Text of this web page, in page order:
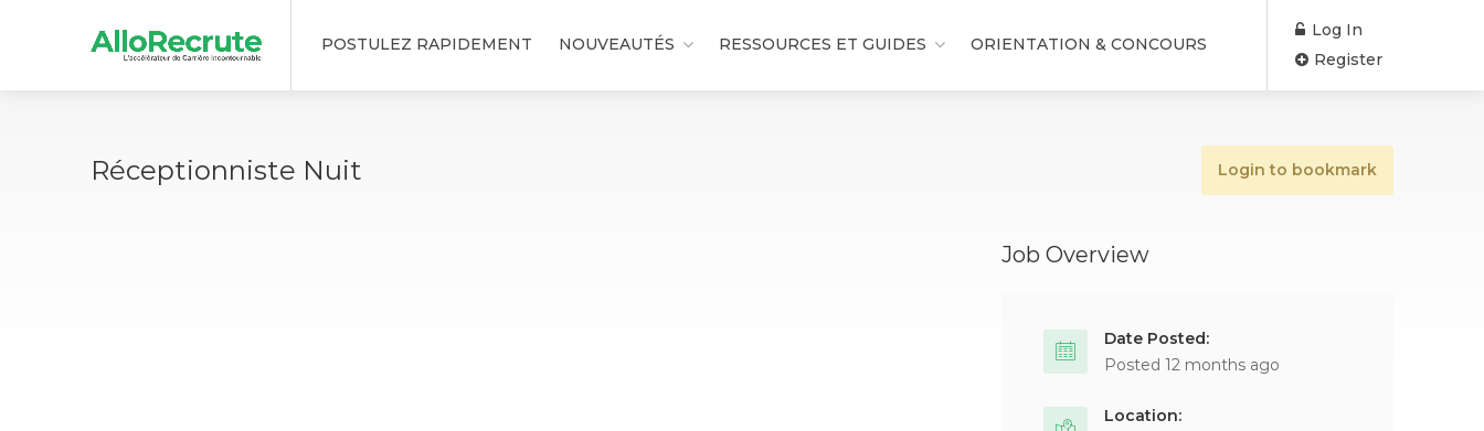
POSTULEZ RAPIDEMENT NOUVEAUTÉS RESSOURCES ET GUIDES ORIENTATION & CONCOURS
Log In
Register
Réceptionniste Nuit Login to bookmark
Job Overview
Date Posted:
Posted 12 months ago
Location: